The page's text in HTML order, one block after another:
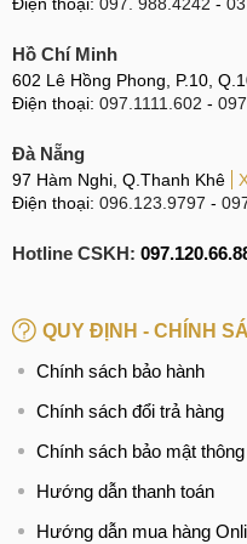
trải nghiệm như màn hình
Tăng cường hiệu năng
Tiếp theo là khả năng
của máy. Galaxy Z
chip Snapdragon 8 Gen
của Z Fip 4.
So sánh hiệu năng
Chipset
2 (4 nm)
Cấu trúc
1x3.2 GHz
X3
A715
A710
Hồ Chí Minh
602 Lê Hồng Phong, P.10,
Điện thoại: 097.1111.602 -
Đà Nẵng
97 Hàm Nghi, Q.Thanh Khê
Điện thoại: 096.123.9797 -
Hotline CSKH:
QUY ĐỊNH - CHÍNH
Chính sách bảo hành
Chính sách đổi trả hàng
Chính sách bảo mật
Hướng dẫn thanh toán
Hướng dẫn mua hàng